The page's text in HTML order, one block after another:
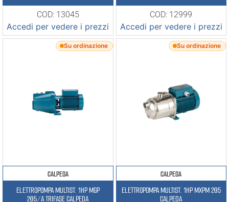
COD: 13045
Accedi per vedere i prezzi
COD: 12999
Accedi per vedere i prezzi
Su ordinazione
CALPEDA
ELETTROPOMPA MULTIST. 1HP MGP
205/A TRIFASE CALPEDA
Su ordinazione
CALPEDA
ELETTROPOMPA MULTIST. 1HP MXPM 205
CALPEDA